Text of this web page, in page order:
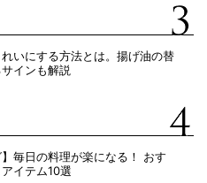
いにする方法とは。揚げ油の替
インも解説
】毎日の料理が楽になる！ おす
イテム10選